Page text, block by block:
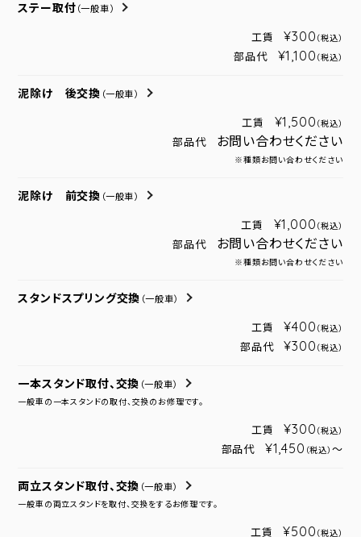
ステー取付 （一般車）
工賃 ¥300 （税込）
部品代 ¥1,100 （税込）
泥除け 後交換 （一般車）
工賃 ¥1,500 （税込）
部品代 お問い合わせください
※種類お問い合わせください
泥除け 前交換 （一般車）
工賃 ¥1,000 （税込）
部品代 お問い合わせください
※種類お問い合わせください
スタンドスプリング交換 （一般車）
工賃 ¥400 （税込）
部品代 ¥300 （税込）
一本スタンド取付、交換 （一般車）
一般車の一本スタンドの取付、交換のお修理です。
工賃 ¥300 （税込）
部品代 ¥1,450 （税込） ～
両立スタンド取付、交換 （一般車）
一般車の両立スタンドを取付、交換をするお修理です。
工賃 ¥500 （税込）